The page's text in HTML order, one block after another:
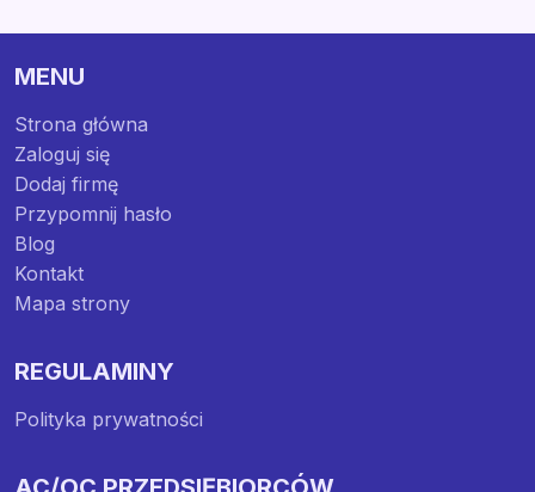
MENU
Strona główna
Zaloguj się
Dodaj firmę
Przypomnij hasło
Blog
Kontakt
Mapa strony
REGULAMINY
Polityka prywatności